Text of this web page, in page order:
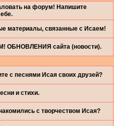
на форум! Напишите
материалы, связанные с Исаем!
ОБНОВЛЕНИЯ сайта (новости).
с песнями Исая своих друзей?
и стихи.
с творчеством Исая?